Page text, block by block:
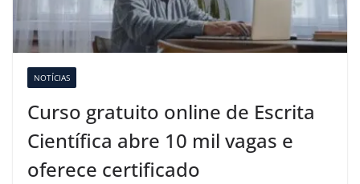
NOTÍCIAS
Curso gratuito online de Escrita
Científica abre 10 mil vagas e
oferece certificado